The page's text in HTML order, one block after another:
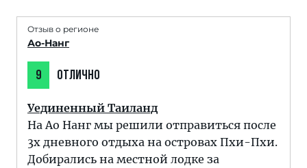
Отзыв о регионе
Ао-Нанг
9 ОТЛИЧНО
Уединенный Таиланд
На Ао Нанг мы решили отправиться после
3х дневного отдыха на островах Пхи-Пхи.
Добирались на местной лодке за